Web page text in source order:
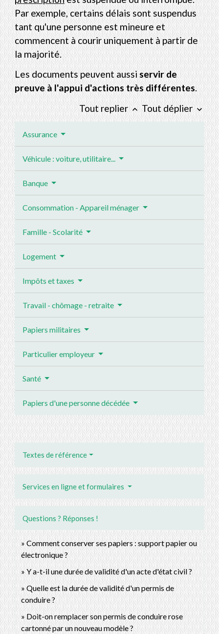
Par exemple, certains délais sont suspendus
tant qu'une personne est mineure et
commencent à courir uniquement à partir de
la majorité.
Les documents peuvent aussiservir de
preuve à l'appui d'actions très différentes.
Tout replierkeyboard_arrow_up Tout déplier keyboard_arrow_down
Assurance
Véhicule : voiture, utilitaire...
Banque
Consommation - Appareil ménager
Famille - Scolarité
Logement
Impôts et taxes
Travail - chômage - retraite
Papiers militaires
Particulier employeur
Santé
Papiers d'une personne décédée
Textes de référence
Services en ligne et formulaires
Questions ? Réponses !
Comment conserver ses papiers : support papier ou
électronique ?
Y a-t-il une durée de validité d'un acte d'état civil ?
Quelle est la durée de validité d'un permis de
conduire ?
Doit-on remplacer son permis de conduire rose
cartonné par un nouveau modèle ?